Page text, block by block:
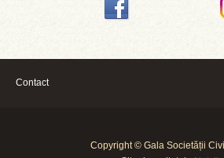
Contact
Copyright © Gala Societății